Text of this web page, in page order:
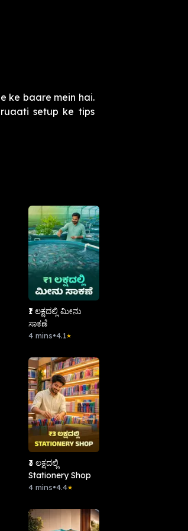
ke baare mein hai.
setup ke tips
₹1 ಲಕ್ಷದಲ್ಲಿ ಮೀನು
ಸಾಕಣೆ
4 mins•4.1★
₹3 ಲಕ್ಷದಲ್ಲಿ
Stationery Shop
4 mins•4.4★